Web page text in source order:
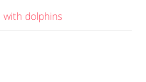
with dolphins